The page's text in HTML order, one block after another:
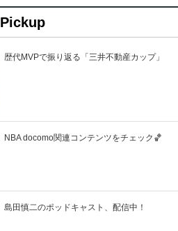
Pickup
歴代MVPで振り返る「三井不動産カップ」
NBA docomo関連コンテンツをチェック🏀
島田慎二のポッドキャスト、配信中！